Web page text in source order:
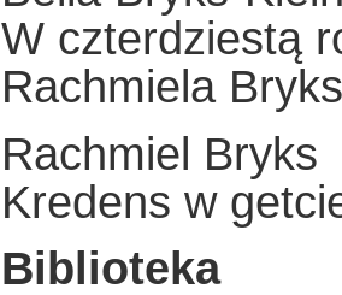
W czterdziestą
Rachmiela
Rachmiel Bryks
Kredens w
Biblioteka